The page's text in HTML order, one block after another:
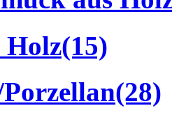
Holz(15)
(28)